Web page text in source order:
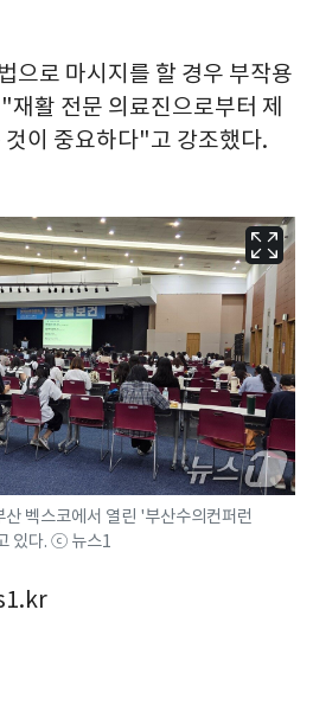
으로 마시지를 할 경우 부작용
활 전문 의료진으로부터 제
이 중요하다"고 강조했다.
벡스코에서 열린 '부산수의컨퍼런
있다. ⓒ 뉴스1